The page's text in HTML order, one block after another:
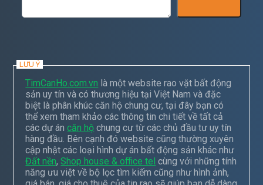
LƯU Ý
TimCanHo.com.vn là một website rao vặt bất động
sản uy tín và có thương hiệu tại Việt Nam và đặc
biệt là phân khúc căn hộ chung cư, tại đây bạn có
thể xem tham khảo các thông tin chi tiết về tất cả
các dự áncăn hộ chung cư từ các chủ đầu tư uy tín
hàng đầu. Bên cạnh đó website cũng thường xuyên
cập nhật các loại hình dự án bất động sản khác như
Đất nền,Shop house & office tel cùng với những tính
năng ưu việt về bộ lọc tìm kiếm cũng như hình ảnh,